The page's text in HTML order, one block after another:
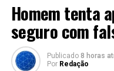
Homem tenta
seguro com
Publicado 8 horas
Por Redação